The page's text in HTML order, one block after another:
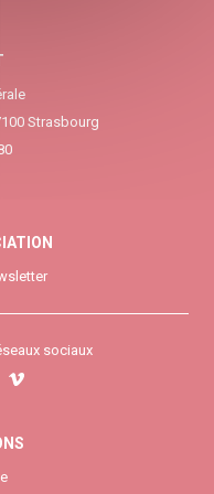
Strasbourg
sociaux